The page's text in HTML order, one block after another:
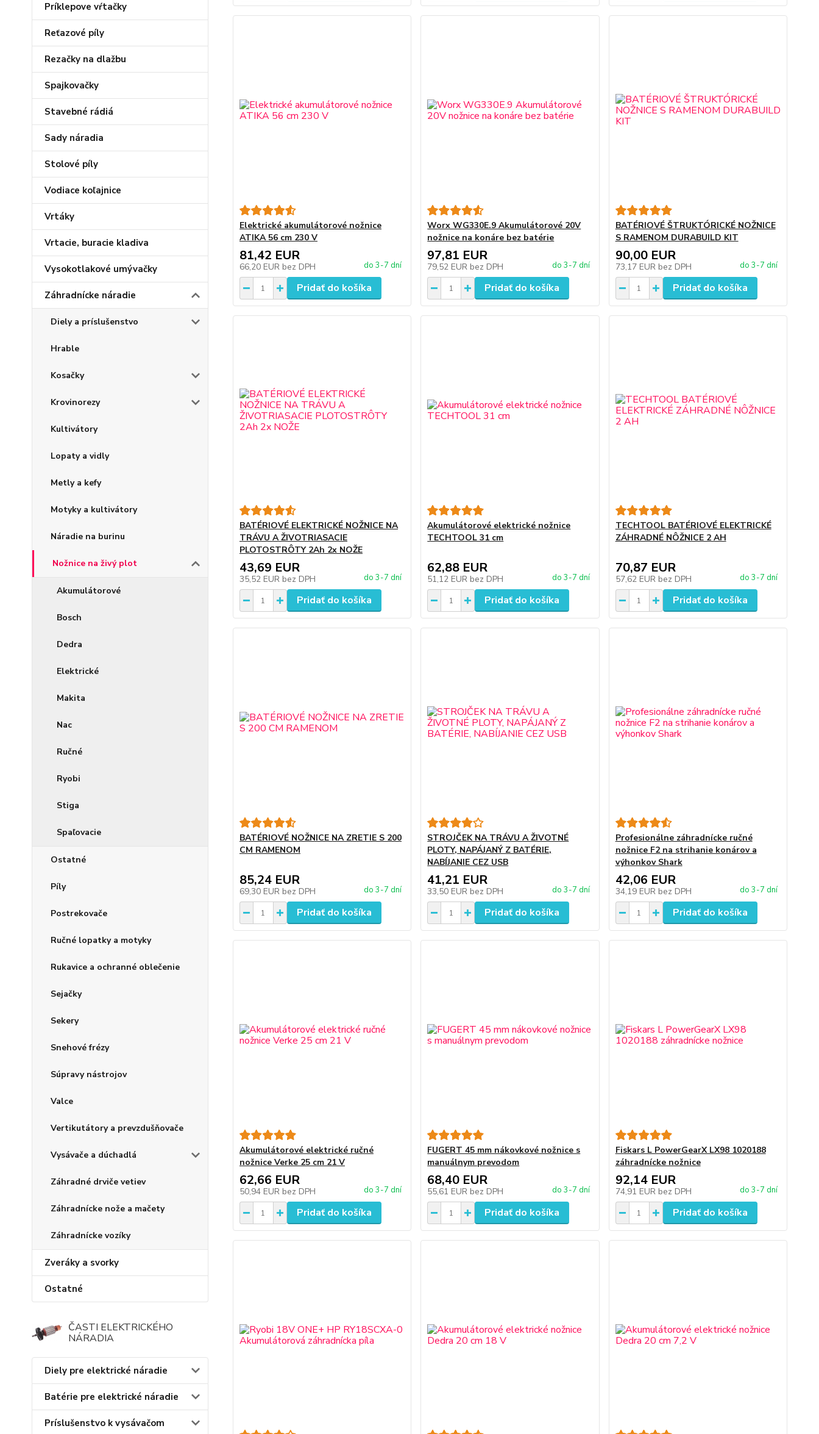
Príklepove vŕtačky
Reťazové píly
Rezačky na dlažbu
Spajkovačky
Stavebné rádiá
Sady náradia
Stolové píly
Vodiace koľajnice
Vrtáky
Vrtacie, buracie kladiva
Vysokotlakové umývačky
Záhradnícke náradie
Diely a príslušenstvo
Hrable
Kosačky
Krovinorezy
Kultivátory
Lopaty a vidly
Metly a kefy
Motyky a kultivátory
Náradie na burinu
Nožnice na živý plot
Akumulátorové
Bosch
Dedra
Elektrické
Makita
Nac
Ručné
Ryobi
Stiga
Spaľovacie
Ostatné
Píly
Postrekovače
Ručné lopatky a motyky
Rukavice a ochranné oblečenie
Sejačky
Sekery
Snehové frézy
Súpravy nástrojov
Valce
Vertikutátory a prevzdušňovače
Vysávače a dúchadlá
Záhradné drviče vetiev
Záhradnícke nože a mačety
Záhradnícke vozíky
Zveráky a svorky
Ostatné
ČASTI ELEKTRICKÉHO
NÁRADIA
Diely pre elektrické náradie
Batérie pre elektrické náradie
Príslušenstvo k vysávačom
Elektrické akumulátorové nožnice
ATIKA 56 cm 230 V
81,42 EUR
66,20 EUR bez DPH do 3-7 dní
Pridať do košíka
Worx WG330E.9 Akumulátorové 20V
nožnice na konáre bez batérie
97,81 EUR
79,52 EUR bez DPH do 3-7 dní
Pridať do košíka
BATÉRIOVÉ ŠTRUKTÓRICKÉ NOŽNICE
S RAMENOM DURABUILD KIT
90,00 EUR
73,17 EUR bez DPH do 3-7 dní
Pridať do košíka
BATÉRIOVÉ ELEKTRICKÉ NOŽNICE NA
TRÁVU A ŽIVOTRIASACIE
PLOTOSTRÔTY 2Ah 2x NOŽE
43,69 EUR
35,52 EUR bez DPH do 3-7 dní
Pridať do košíka
Akumulátorové elektrické nožnice
TECHTOOL 31 cm
62,88 EUR
51,12 EUR bez DPH do 3-7 dní
Pridať do košíka
TECHTOOL BATÉRIOVÉ ELEKTRICKÉ
ZÁHRADNÉ NÔŽNICE 2 AH
70,87 EUR
57,62 EUR bez DPH do 3-7 dní
Pridať do košíka
BATÉRIOVÉ NOŽNICE NA ZRETIE S 200
CM RAMENOM
85,24 EUR
69,30 EUR bez DPH do 3-7 dní
Pridať do košíka
STROJČEK NA TRÁVU A ŽIVOTNÉ
PLOTY, NAPÁJANÝ Z BATÉRIE,
NABÍJANIE CEZ USB
41,21 EUR
33,50 EUR bez DPH do 3-7 dní
Pridať do košíka
Profesionálne záhradnícke ručné
nožnice F2 na strihanie konárov a
výhonkov Shark
42,06 EUR
34,19 EUR bez DPH do 3-7 dní
Pridať do košíka
Akumulátorové elektrické ručné
nožnice Verke 25 cm 21 V
62,66 EUR
50,94 EUR bez DPH do 3-7 dní
Pridať do košíka
FUGERT 45 mm nákovkové nožnice s
manuálnym prevodom
68,40 EUR
55,61 EUR bez DPH do 3-7 dní
Pridať do košíka
Fiskars L PowerGearX LX98 1020188
záhradnícke nožnice
92,14 EUR
74,91 EUR bez DPH do 3-7 dní
Pridať do košíka